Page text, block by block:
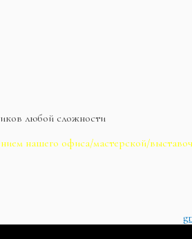
любой сложности
нашего офиса/мастерской/